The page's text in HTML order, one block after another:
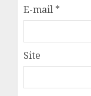
E-mail *
Site